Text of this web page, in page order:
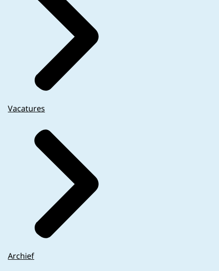
Vacatures
Archief